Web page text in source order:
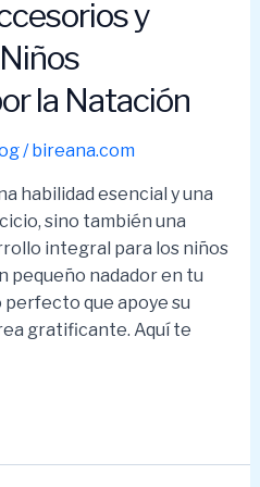
y
la Natación
/bireana.com
habilidad esencial y una
sino también una
integral para los niños
pequeño nadador en tu
que apoye su
gratificante. Aquí te